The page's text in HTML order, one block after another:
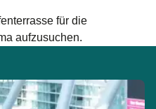
für die
aufzusuchen.